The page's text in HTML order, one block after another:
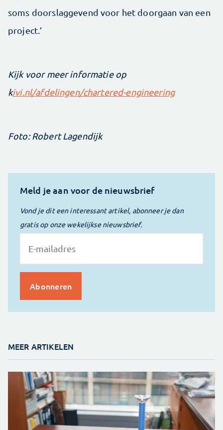
soms doorslaggevend voor het doorgaan van een
project.’
Kijk voor meer informatie op
kivi.nl/afdelingen/chartered-engineering
Foto: Robert Lagendijk
Meld je aan voor de nieuwsbrief
Vond je dit een interessant artikel, abonneer je dan
gratis op onze wekelijkse nieuwsbrief.
MEER ARTIKELEN